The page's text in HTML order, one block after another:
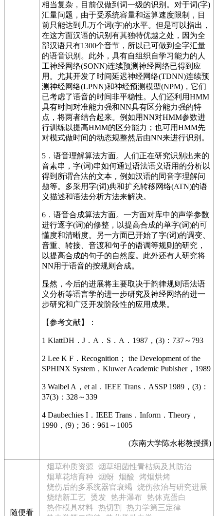
相当复杂，目前仅做到词一级的识别。对于词(字)
汇量问题，由于受系统容量和运算速度限制，目
前只能达到几万个词(字)的水平。但是可以指出，
在这方面汉语的识别有其独特优越之处，因为全
部汉语只有1300个音节，所以已可做到全字汇量
的语音识别。此外，具有自组织自学习能力的人
工神经网络(SONN)连续预测神经网络已得到应
用。尤其开发了时间延迟神经网络(TDNN)连续预
测神经网络(LPNN)和神经预测模型(NPM)，它们
已考虑了语音的时间非平稳性。人们还利用HMM
具有时间对准能力强和NN具有区分能力强的特
点，将两者结合起来。例如用NN对HMM参数进
行训练以提高HMM的区分能力；也可用HMM先
对模式做时间的动态规整然后由NN来进行识别。
5．语音理解算法方面。人们正在研究识别出来的
音素串，字(词)串如何通过语法语义语用的分析以
得到所谓合法的文本，例如汉语的同音字理解问
题等。多采用字(词)典和扩充转移网络(ATN)的语
义描述和语法分析方法来解决。
6．语音合成算法方面。一方面对库中的声学参数
进行逐字(词)的修整，以提高合成的单字(词)的可
懂度和清晰度。另一方面已开始了字(词)的调变、
音重、转接、音渡和句子的语调等规则的研究，
以提高合成的句子的自然度。此外还有人研究将
NN用于语音的按规则合成。
显然，今后的进展将主要取决于韵律规则语法语
义分析等语言学的进一步研究及神经网络的进一
步研究和广泛开发阶段性的应用成果。
【参考文献】：
1 KlattDH．J．A．S．A．1987，(3)：737～793
2 Lee K F．Recognition； the Development of the
SPHINX System，Kluwer Academic Publsher，1989
3 Waibel A，et al．IEEE Trans．ASSP 1989，(3)：
37(3)：328～339
4 Daubechies I．IEEE Trans．Inform．Theory，
1990，(9)；36：961～1005
(东南大学陈永彬教授撰)
随便看
烟草种质资源
烟草细菌性青枯病及其防治
烟草花培育种
烟蚜 烟酸
烤烟烘烤
烧伤后的多系统器官衰竭
烧伤救治与研究进展
烧结新工艺
烫发 热井瀑布
热休克蛋白
热作模具材料
热切割
热力学第三定律